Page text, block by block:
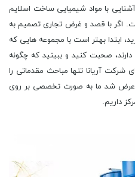
با مواد شیمیایی ساخت اسلایم
اگر با قصد و غرض تجاری تصمیم به
ابتدا بهتر است با مجموعه هایی که
دارند، صحبت کنید و ببینید که چگونه
شرکت آریانا تنها مباحث مقدماتی را
شد ما به صورت تخصصی بر روی
داریم.